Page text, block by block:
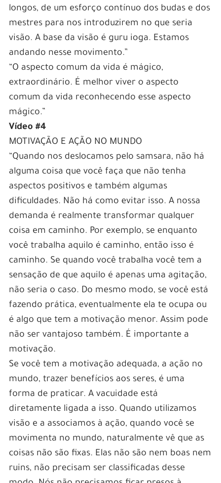
longos, de um esforço contínuo dos budas e dos
mestres para nos introduzirem no que seria
visão. A base da visão é guru ioga. Estamos
andando nesse movimento.”
“O aspecto comum da vida é mágico,
extraordinário. É melhor viver o aspecto
comum da vida reconhecendo esse aspecto
mágico.”
Vídeo #4
MOTIVAÇÃO E AÇÃO NO MUNDO
“Quando nos deslocamos pelo samsara, não há
alguma coisa que você faça que não tenha
aspectos positivos e também algumas
dificuldades. Não há como evitar isso. A nossa
demanda é realmente transformar qualquer
coisa em caminho. Por exemplo, se enquanto
você trabalha aquilo é caminho, então isso é
caminho. Se quando você trabalha você tem a
sensação de que aquilo é apenas uma agitação,
não seria o caso. Do mesmo modo, se você está
fazendo prática, eventualmente ela te ocupa ou
é algo que tem a motivação menor. Assim pode
não ser vantajoso também. É importante a
motivação.
Se você tem a motivação adequada, a ação no
mundo, trazer benefícios aos seres, é uma
forma de praticar. A vacuidade está
diretamente ligada a isso. Quando utilizamos
visão e a associamos à ação, quando você se
movimenta no mundo, naturalmente vê que as
coisas não são fixas. Elas não são nem boas nem
ruins, não precisam ser classificadas desse